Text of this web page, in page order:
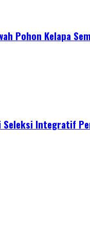
Pohon Kelapa
Integratif